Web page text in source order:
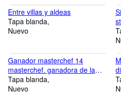
Entre villas y aldeas
Tapa blanda
Nuevo
Ganador masterchef 14
masterchef. ganadora de la
temporada 14
Tapa blanda
Nuevo